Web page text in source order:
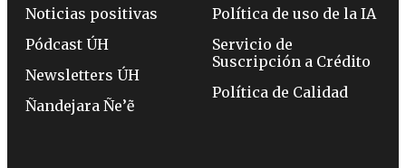
Noticias positivas
Pódcast ÚH
Newsletters ÚH
Ñandejara Ñe’ẽ
Política de uso de la IA
Servicio de
Suscripción a Crédito
Política de Calidad